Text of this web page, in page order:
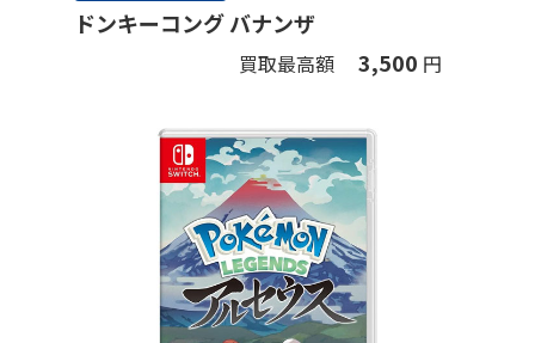
ドンキーコング バナンザ
買取最高額 3,500 円